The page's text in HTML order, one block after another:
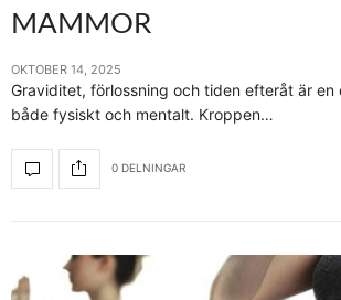
MAMMOR
OKTOBER 14, 2025
Graviditet, förlossning och tiden efteråt är en
både fysiskt och mentalt. Kroppen…
0 DELNINGAR